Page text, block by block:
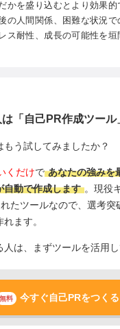
かを盛り込むとより効果的
の人間関係、困難な状況で
ス耐性、成長の可能性を垣
「自己PR作成ツール
もう試してみましたか？
くだけで あなたの強みを
自動で作成します 。現役
たツールなので、選考突
ます。
は、まずツールを活用し
無料 今すぐ自己PRをつくる